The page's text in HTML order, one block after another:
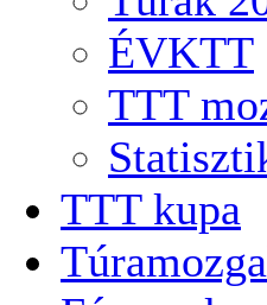
ÉVKTT
TTT
TTT kupa